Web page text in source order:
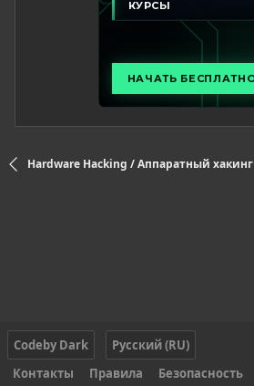
Hardware Hacking / Аппаратный хакинг
Codeby Dark
Русский (RU)
Контакты
Правила Безопасность